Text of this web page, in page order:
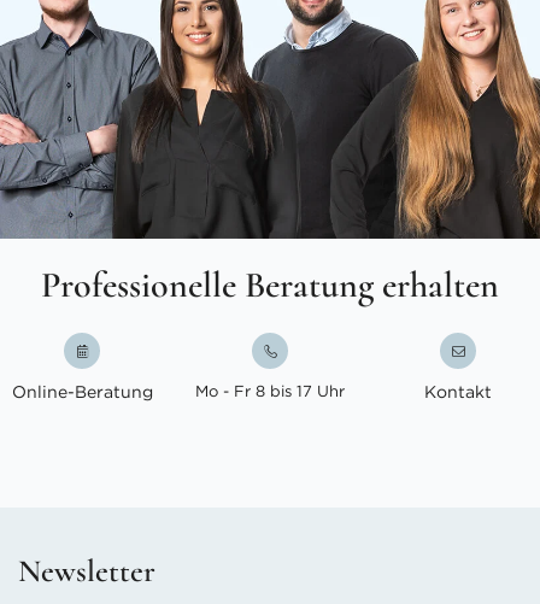
Professionelle Beratung erhalten
Online-Beratung Mo - Fr 8 bis 17 Uhr Kontakt
Newsletter